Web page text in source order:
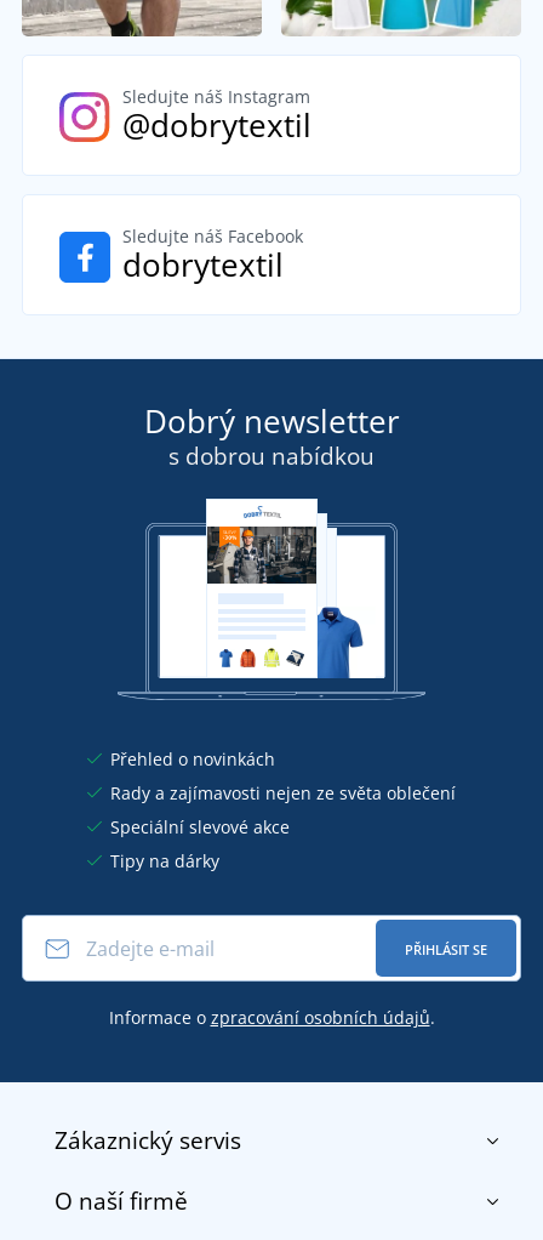
Sledujte náš Instagram
@dobrytextil
Sledujte náš Facebook
dobrytextil
Dobrý newsletter
s dobrou nabídkou
Přehled o novinkách
Rady a zajímavosti nejen ze světa oblečení
Speciální slevové akce
Tipy na dárky
PŘIHLÁSIT SE
Informace o zpracování osobních údajů.
Zákaznický servis
Kontakt
O naší firmě